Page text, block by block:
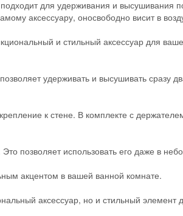
для удерживания и высушивания
аксессуару, оносвободно висит в
и стильный аксессуар для
удерживать и высушивать сразу
к стене. В комплекте с
позволяет использовать его даже в
акцентом в вашей ванной комнате.
аксессуар, но и стильный элемент